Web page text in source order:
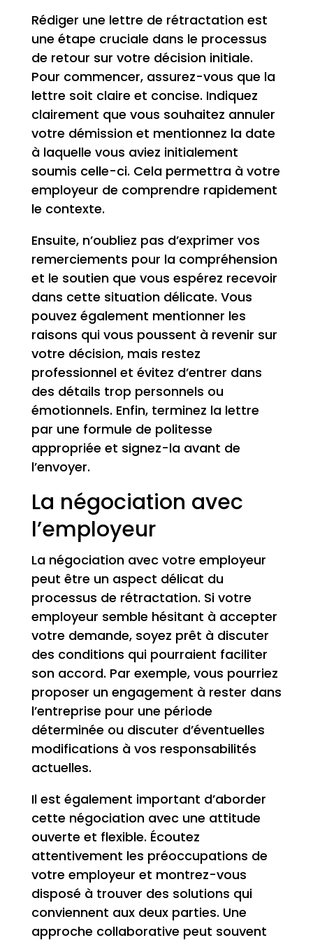
Rédiger une lettre de rétractation est
une étape cruciale dans le processus
de retour sur votre décision initiale.
Pour commencer, assurez-vous que la
lettre soit claire et concise. Indiquez
clairement que vous souhaitez annuler
votre démission et mentionnez la date
à laquelle vous aviez initialement
soumis celle-ci. Cela permettra à votre
employeur de comprendre rapidement
le contexte.
Ensuite, n’oubliez pas d’exprimer vos
remerciements pour la compréhension
et le soutien que vous espérez recevoir
dans cette situation délicate. Vous
pouvez également mentionner les
raisons qui vous poussent à revenir sur
votre décision, mais restez
professionnel et évitez d’entrer dans
des détails trop personnels ou
émotionnels. Enfin, terminez la lettre
par une formule de politesse
appropriée et signez-la avant de
l’envoyer.
La négociation avec
l’employeur
La négociation avec votre employeur
peut être un aspect délicat du
processus de rétractation. Si votre
employeur semble hésitant à accepter
votre demande, soyez prêt à discuter
des conditions qui pourraient faciliter
son accord. Par exemple, vous pourriez
proposer un engagement à rester dans
l’entreprise pour une période
déterminée ou discuter d’éventuelles
modifications à vos responsabilités
actuelles.
Il est également important d’aborder
cette négociation avec une attitude
ouverte et flexible. Écoutez
attentivement les préoccupations de
votre employeur et montrez-vous
disposé à trouver des solutions qui
conviennent aux deux parties. Une
approche collaborative peut souvent